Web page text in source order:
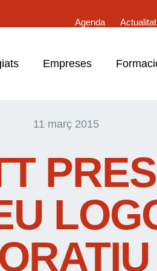
Agenda
Actualitat
Empreses
11 març 2015